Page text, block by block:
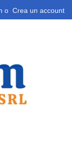
o Crea un account